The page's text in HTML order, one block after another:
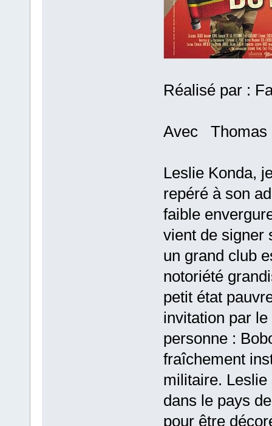
Réalisé par :
Avec Thomas
Leslie Konda,
repéré à son
faible
vient de signer
un grand club
notoriété
petit état
invitation par
personne :
fraîchement
militaire.
dans le pays
pour être